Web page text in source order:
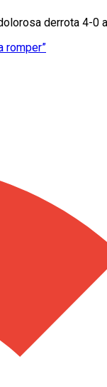
derrota 4-0
romper”